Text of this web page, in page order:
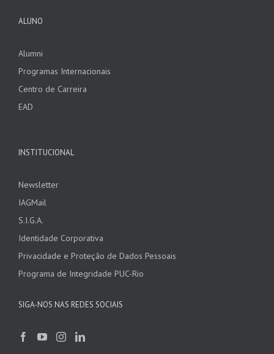
ALUNO
Alumni
Programas Internacionais
Centro de Carreira
EAD
INSTITUCIONAL
Newsletter
IAGMail
S.I.G.A.
Identidade Corporativa
Privacidade e Proteção de Dados Pessoais
Programa de Integridade PUC-Rio
SIGA-NOS NAS REDES SOCIAIS